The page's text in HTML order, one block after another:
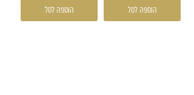
הוספה לסל הוספה לסל